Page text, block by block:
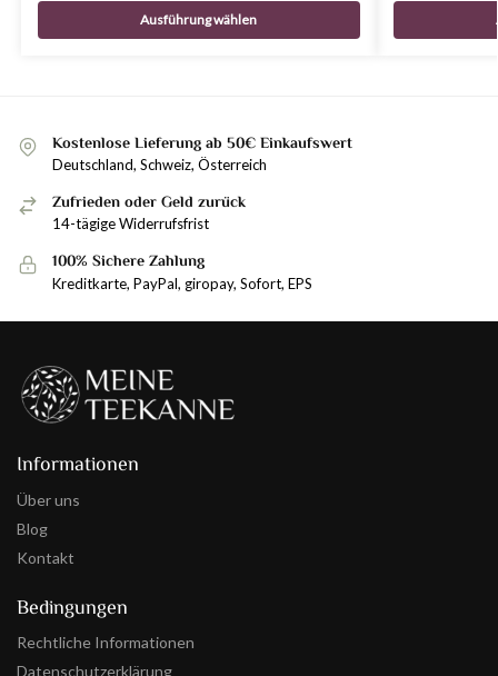
Ausführung wählen
Kostenlose Lieferung ab 50€ Einkaufswert
Deutschland, Schweiz, Österreich
Zufrieden oder Geld zurück
14-tägige Widerrufsfrist
100% Sichere Zahlung
Kreditkarte, PayPal, giropay, Sofort, EPS
Informationen
Über uns
Blog
Kontakt
Bedingungen
Rechtliche Informationen
Datenschutzerklärung